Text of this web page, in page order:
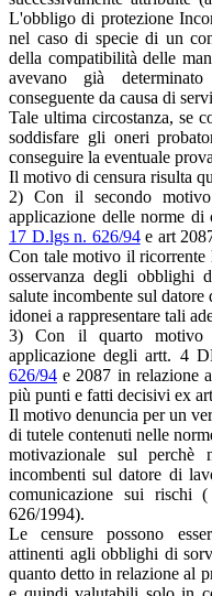
L'obbligo di protezione
nel caso di specie di un
della compatibilità delle
avevano già
conseguente da causa di
Tale ultima circostanza, se
soddisfare gli oneri
conseguire la eventuale
Il motivo di censura risulta
2) Con il secondo
applicazione delle norme di
17 D.lgs n. 626/94e art
Con tale motivo il ricorrente
osservanza degli obblighi
salute incombente sul
idonei a rappresentare tali
3) Con il quarto motivo
applicazione degli artt. 4
626/94 e 2087 in relazione
più punti e fatti decisivi ex
Il motivo denuncia per un
di tutele contenuti nelle
motivazionale sul
incombenti sul datore di
comunicazione sui
626/1994).
Le censure possono
attinenti agli obblighi di
quanto detto in relazione al